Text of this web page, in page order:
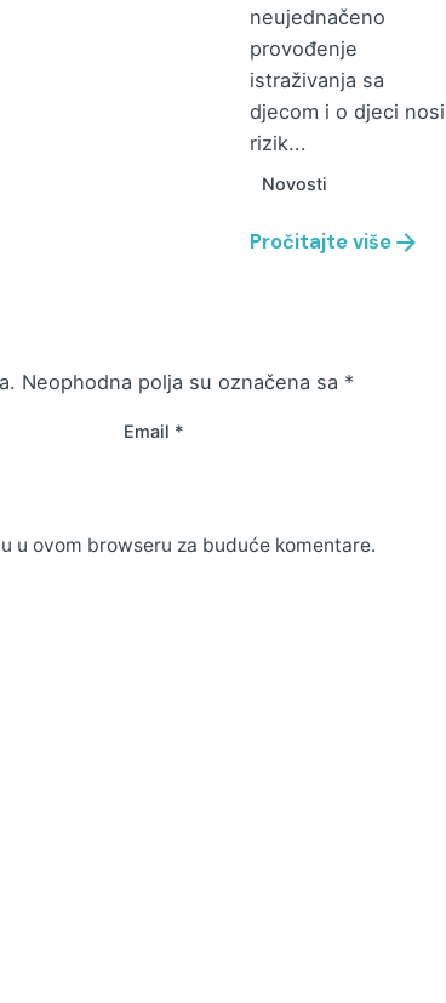
neujednačeno
provođenje
istraživanja sa
djecom i o djeci nosi
rizik...
Novosti
Pročitajte više
Neophodna polja su označena sa *
Email *
u ovom browseru za buduće komentare.